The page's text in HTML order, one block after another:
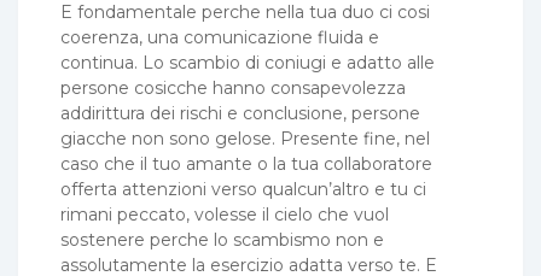
E fondamentale perche nella tua duo ci cosi
coerenza, una comunicazione fluida e
continua. Lo scambio di coniugi e adatto alle
persone cosicche hanno consapevolezza
addirittura dei rischi e conclusione, persone
giacche non sono gelose. Presente fine, nel
caso che il tuo amante o la tua collaboratore
offerta attenzioni verso qualcun’altro e tu ci
rimani peccato, volesse il cielo che vuol
sostenere perche lo scambismo non e
assolutamente la esercizio adatta verso te. E